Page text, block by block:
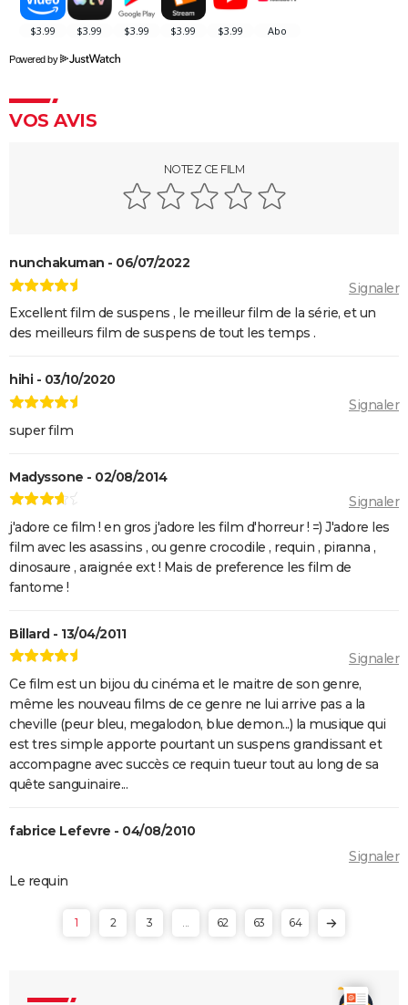
Powered by
VOS AVIS
NOTEZ CE FILM
nunchakuman - 06/07/2022
Signaler
Excellent film de suspens , le meilleur film de la série, et un
des meilleurs film de suspens de tout les temps .
hihi - 03/10/2020
Signaler
super film
Madyssone - 02/08/2014
Signaler
j'adore ce film ! en gros j'adore les film d'horreur ! =) J'adore les
film avec les asassins , ou genre crocodile , requin , piranna ,
dinosaure , araignée ext ! Mais de preference les film de
fantome !
Billard - 13/04/2011
Signaler
Ce film est un bijou du cinéma et le maitre de son genre,
même les nouveau films de ce genre ne lui arrive pas a la
cheville (peur bleu, megalodon, blue demon...) la musique qui
est tres simple apporte pourtant un suspens grandissant et
accompagne avec succès ce requin tueur tout au long de sa
quête sanguinaire...
fabrice Lefevre - 04/08/2010
Signaler
Le requin
1 2 3 ... 62 63 64